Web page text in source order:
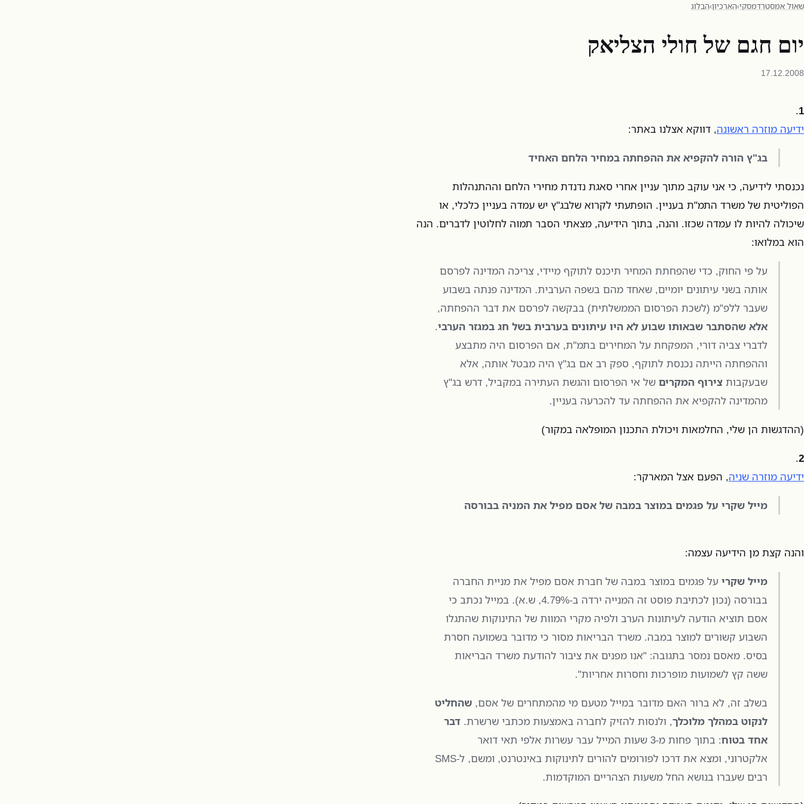
שאול אמסטרדמסקי›הארכיון›הבלוג
יום חגם של חולי הצליאק
17.12.2008
1
.
ידיעה מוזרה ראשונה, דווקא אצלנו באתר:
בג"ץ הורה להקפיא את ההפחתה במחיר הלחם האחיד
נכנסתי לידיעה, כי אני עוקב מתוך עניין אחרי סאגת נדנדת מחירי הלחם וההתנהלות
הפוליטית של משרד התמ"ת בעניין. הופתעתי לקרוא שלבג"ץ יש עמדה בעניין כלכלי, או
שיכולה להיות לו עמדה שכזו. והנה, בתוך הידיעה, מצאתי הסבר תמוה לחלוטין לדברים. הנה
הוא במלואו:
על פי החוק, כדי שהפחתת המחיר תיכנס לתוקף מיידי, צריכה המדינה לפרסם
אותה בשני עיתונים יומיים, שאחד מהם בשפה הערבית. המדינה פנתה בשבוע
שעבר ללפ"מ (לשכת הפרסום הממשלתית) בבקשה לפרסם את דבר ההפחתה,
אלא שהסתבר שבאותו שבוע לא היו עיתונים בערבית בשל חג במגזר הערבי.
לדברי צביה דורי, המפקחת על המחירים בתמ"ת, אם הפרסום היה מתבצע
וההפחתה הייתה נכנסת לתוקף, ספק רב אם בג"ץ היה מבטל אותה, אלא
שבעקבות צירוף המקריםשל אי הפרסום והגשת העתירה במקביל, דרש בג"ץ
מהמדינה להקפיא את ההפחתה עד להכרעה בעניין.
(ההדגשות הן שלי, החלמאות ויכולת התכנון המופלאה במקור)
2
.
ידיעה מוזרה שניה, הפעם אצל המארקר:
מייל שקרי על פגמים במוצר במבה של אסם מפיל את המניה בבורסה
והנה קצת מן הידיעה עצמה:
מייל שקריעל פגמים במוצר במבה של חברת אסם מפיל את מניית החברה
בבורסה (נכון לכתיבת פוסט זה המנייה ירדה ב-4.79%, ש.א). במייל נכתב כי
אסם תוציא הודעה לעיתונות הערב ולפיה מקרי המוות של התינוקות שהתגלו
השבוע קשורים למוצר במבה. משרד הבריאות מסור כי מדובר בשמועה חסרת
בסיס. מאסם נמסר בתגובה: "אנו מפנים את ציבור להודעת משרד הבריאות
ששה קץ לשמועות מופרכות וחסרות אחריות".
בשלב זה, לא ברור האם מדובר במייל מטעם מי מהמתחרים של אסם, שהחליט
לנקוט במהלך מלוכלך, ולנסות להזיק לחברה באמצעות מכתבי שרשרת. דבר
אחד בטוח
: בתוך פחות מ-3 שעות המייל עבר עשרות אלפי תאי דואר
אלקטרוני, ומצא את דרכו לפורומים להורים לתינוקות באינטרנט, ומשם, ל-SMS
רבים שעברו בנושא החל משעות הצהריים המוקדמות.